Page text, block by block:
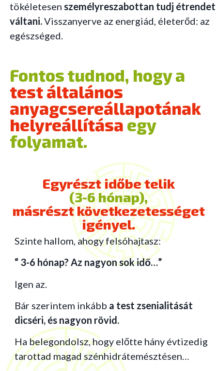
tökéletesen személyreszabottan tudj étrendet
váltani.Visszanyerve az energiád, életerőd: az
egészséged.
Fontos tudnod, hogy a
test általános
anyagcsereállapotának
helyreállítása egy
folyamat.
Egyrészt időbe telik
(3-6 hónap),
másrészt következetességet
igényel.
Szinte hallom, ahogy felsóhajtasz:
“ 3-6 hónap? Az nagyon sok idő…”
Igen az.
Bár szerintem inkább a test zsenialitását
dicséri, és nagyon rövid.
Ha belegondolsz, hogy előtte hány évtizedig
tarottad magad szénhidrátemésztésen…